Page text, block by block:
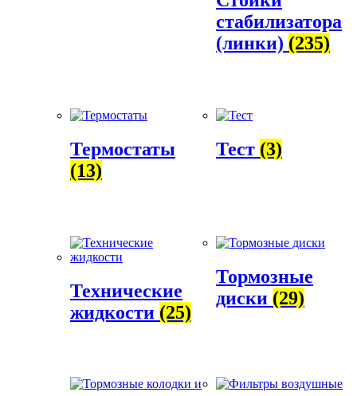
стабилизатора
(линки) (235)
Термостаты
(13)
Тест (3)
Технические
жидкости (25)
Тормозные
диски (29)